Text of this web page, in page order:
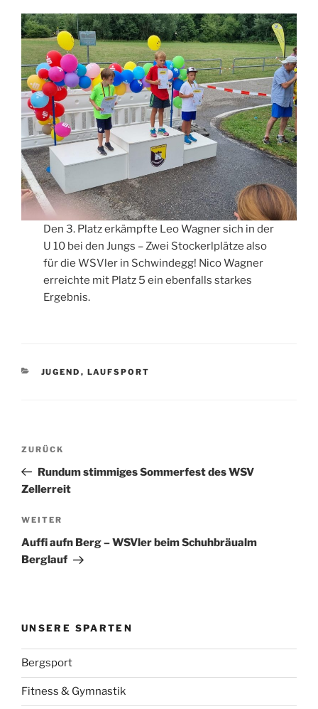
Den 3. Platz erkämpfte Leo Wagner sich in der
U 10 bei den Jungs – Zwei Stockerlplätze also
für die WSVler in Schwindegg! Nico Wagner
erreichte mit Platz 5 ein ebenfalls starkes
Ergebnis.
KATEGORIEN
JUGEND , LAUFSPORT
Beitragsnavigation
Vorheriger
Beitrag
ZURÜCK
Rundum stimmiges Sommerfest des WSV
Zellerreit
Nächster
Beitrag
WEITER
Auffi aufn Berg – WSVler beim Schuhbräualm
Berglauf
UNSERE SPARTEN
Bergsport
Fitness & Gymnastik